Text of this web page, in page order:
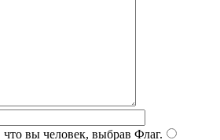
вы человек, выбрав Флаг.